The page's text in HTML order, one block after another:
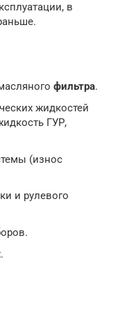
в
фильтра.
жидкостей
ГУР,
(износ
и рулевого